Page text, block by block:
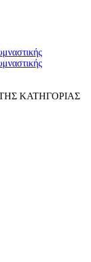
ΚΑΤΗΓΟΡΙΑΣ